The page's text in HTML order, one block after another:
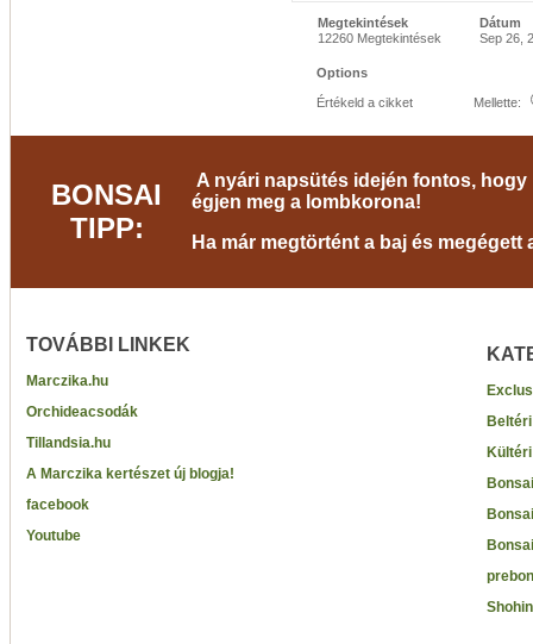
Megtekintések
Dátum
12260 Megtekintések
Sep 26,
Options
Értékeld a cikket Mellette:
BONSAI
TIPP:
A nyári napsütés idején fontos,
égjen meg a lombkorona!
Ha már megtörtént a baj és
TOVÁBBI LINKEK
Marczika.hu
Orchideacsodák
Tillandsia.hu
A Marczika kertészet új blogja!
facebook
Youtube